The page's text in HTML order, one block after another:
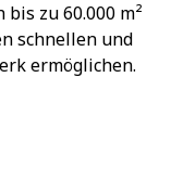
zu 60.000 m²
schnellen und
ermöglichen.